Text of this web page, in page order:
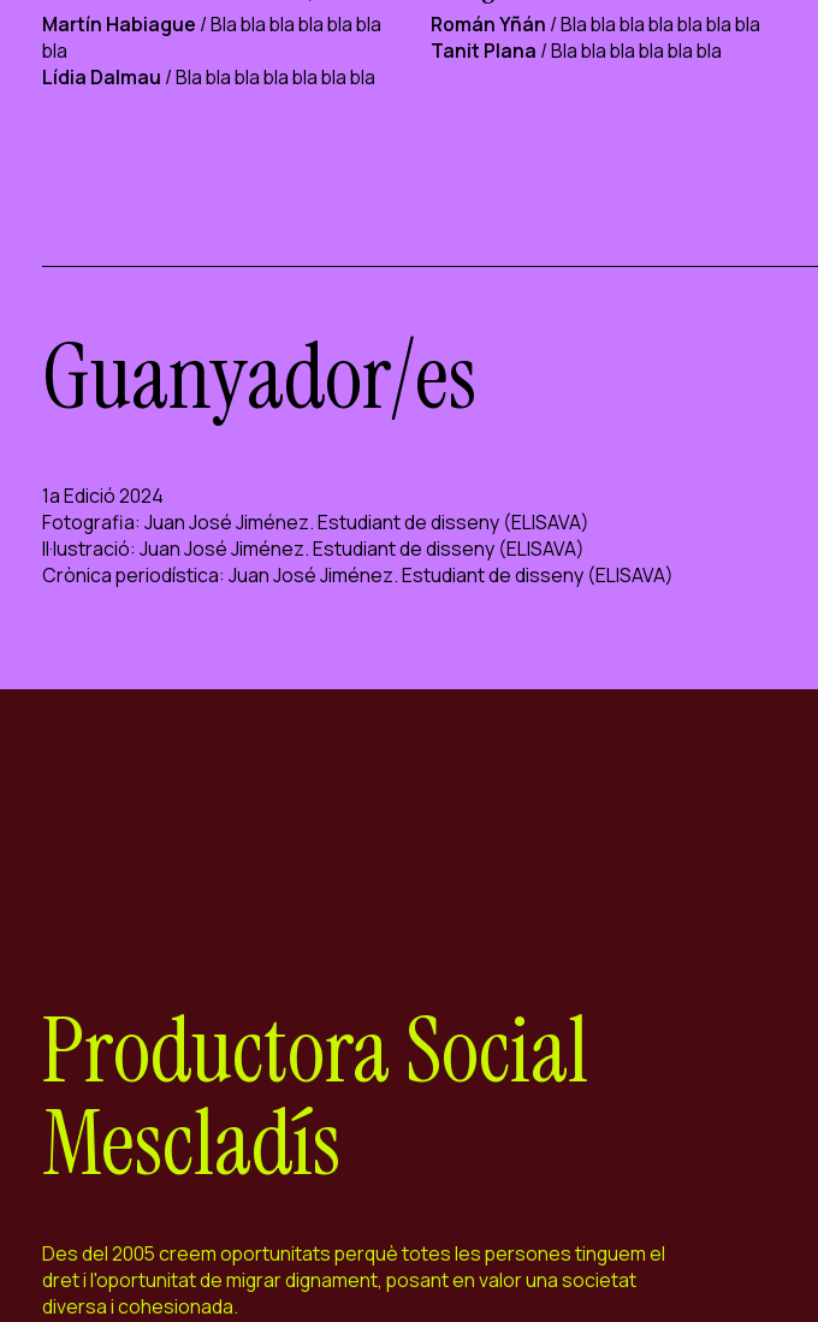
Martín Habiague / Bla bla bla bla bla bla
bla
Lídia Dalmau / Bla bla bla bla bla bla bla
Román Yñán / Bla bla bla bla bla bla bla
Tanit Plana / Bla bla bla bla bla bla
Guanyador/es
1a Edició 2024
Fotografia: Juan José Jiménez. Estudiant de disseny (ELISAVA)
Il·lustració: Juan José Jiménez. Estudiant de disseny (ELISAVA)
Crònica periodística: Juan José Jiménez. Estudiant de disseny (ELISAVA)
Productora Social
Mescladís
Des del 2005 creem oportunitats perquè totes les persones tinguem el
dret i l'oportunitat de migrar dignament, posant en valor una societat
diversa i cohesionada.